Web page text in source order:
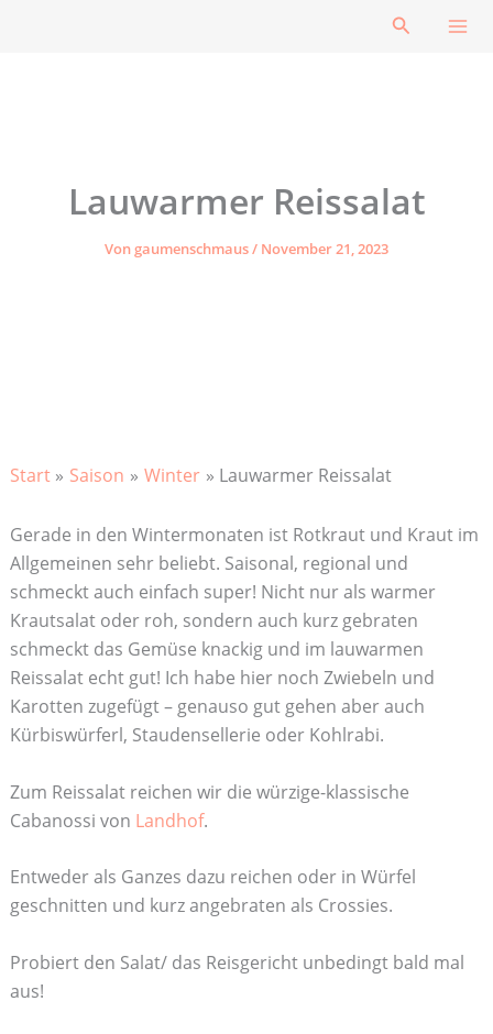
Suchen
Lauwarmer Reissalat
Vongaumenschmaus/ November 21, 2023
Start Saison Winter Lauwarmer Reissalat
Gerade in den Wintermonaten ist Rotkraut und Kraut im
Allgemeinen sehr beliebt. Saisonal, regional und
schmeckt auch einfach super! Nicht nur als warmer
Krautsalat oder roh, sondern auch kurz gebraten
schmeckt das Gemüse knackig und im lauwarmen
Reissalat echt gut! Ich habe hier noch Zwiebeln und
Karotten zugefügt – genauso gut gehen aber auch
Kürbiswürferl, Staudensellerie oder Kohlrabi.
Zum Reissalat reichen wir die würzige-klassische
Cabanossi von Landhof.
Entweder als Ganzes dazu reichen oder in Würfel
geschnitten und kurz angebraten als Crossies.
Probiert den Salat/ das Reisgericht unbedingt bald mal
aus!